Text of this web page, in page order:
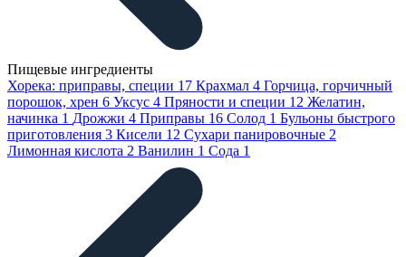
Пищевые ингредиенты
Хорека: приправы, специи 17 Крахмал 4 Горчица, горчичный
порошок, хрен 6 Уксус 4 Пряности и специи 12 Желатин,
начинка 1 Дрожжи 4 Приправы 16 Солод 1 Бульоны быстрого
приготовления 3 Кисели 12 Сухари панировочные 2
Лимонная кислота 2 Ванилин 1 Сода 1